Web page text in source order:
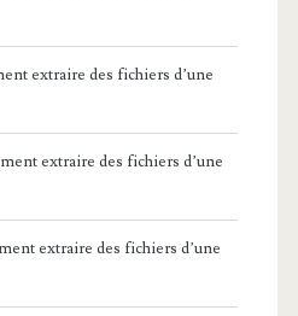
extraire des fichiers d’une
extraire des fichiers d’une
extraire des fichiers d’une